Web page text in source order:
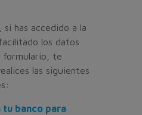
has accedido a la
los datos
formulario, te
las siguientes
banco para